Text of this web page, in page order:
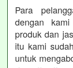
Para
dengan
produk dan
itu kami
untuk